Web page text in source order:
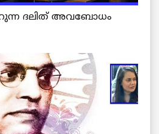
ദലിത് അവബോധം